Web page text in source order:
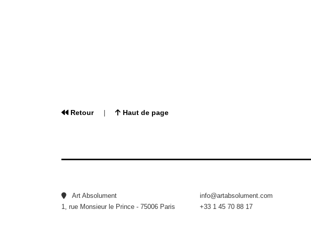
Retour| Haut de page
Art Absolument
1, rue Monsieur le Prince - 75006 Paris
info@artabsolument.com
+33 1 45 70 88 17